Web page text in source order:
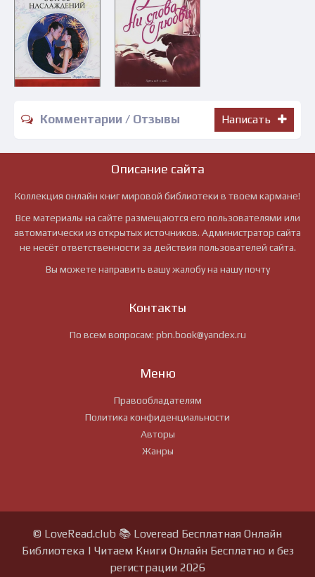
Комментарии / Отзывы Написать
Описание сайта
Коллекция онлайн книг мировой библиотеки в твоем кармане!
Все материалы на сайте размещаются его пользователями или
автоматически из открытых источников. Администратор сайта
не несёт ответственности за действия пользователей сайта.
Вы можете направить вашу жалобу на нашу почту
Контакты
По всем вопросам: pbn.book@yandex.ru
Меню
Правообладателям
Политика конфиденциальности
Авторы
Жанры
© LoveRead.club 📚 Loveread Бесплатная Онлайн
Библиотека | Читаем Книги Онлайн Бесплатно и без
регистрации 2026